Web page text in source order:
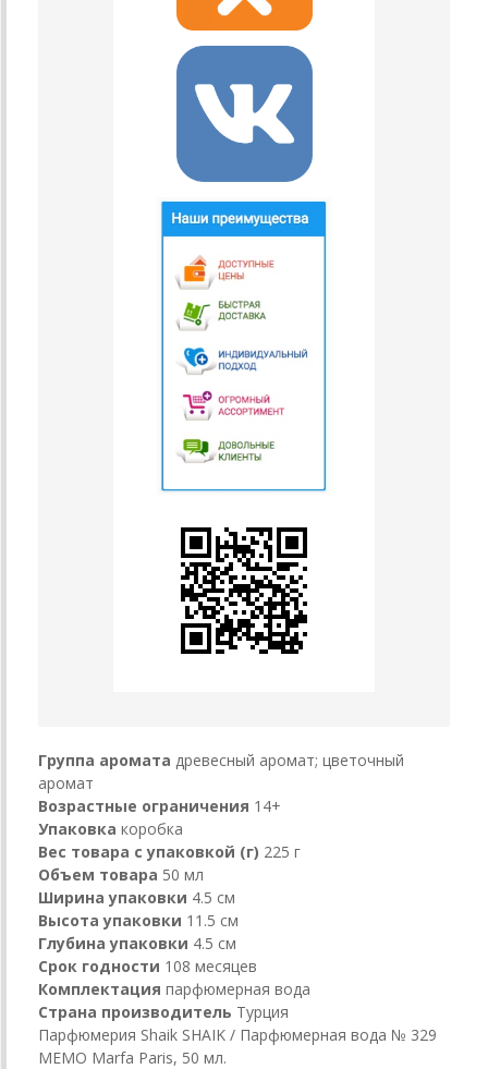
Группа аромата древесный аромат; цветочный
аромат
Возрастные ограничения 14+
Упаковка коробка
Вес товара с упаковкой (г) 225 г
Объем товара 50 мл
Ширина упаковки 4.5 см
Высота упаковки 11.5 см
Глубина упаковки 4.5 см
Срок годности 108 месяцев
Комплектация парфюмерная вода
Страна производитель Турция
Парфюмерия Shaik SHAIK / Парфюмерная вода № 329
MEMO Marfa Paris, 50 мл.